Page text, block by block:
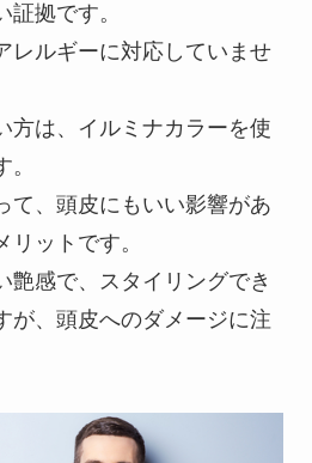
拠です。
レルギーに対応していませ
方は、イルミナカラーを使
て、頭皮にもいい影響があ
ットです。
艶感で、スタイリングでき
が、頭皮へのダメージに注